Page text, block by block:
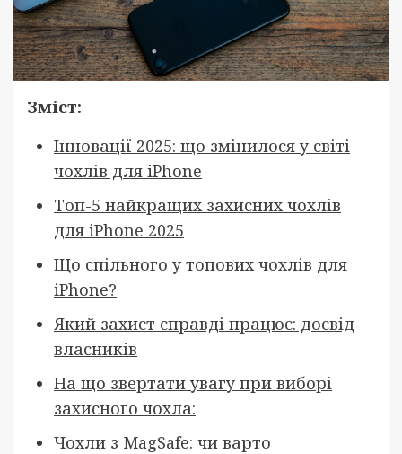
Зміст:
Інновації 2025: що змінилося у світі
чохлів для iPhone
Топ-5 найкращих захисних чохлів
для iPhone 2025
Що спільного у топових чохлів для
iPhone?
Який захист справді працює: досвід
власників
На що звертати увагу при виборі
захисного чохла:
Чохли з MagSafe: чи варто